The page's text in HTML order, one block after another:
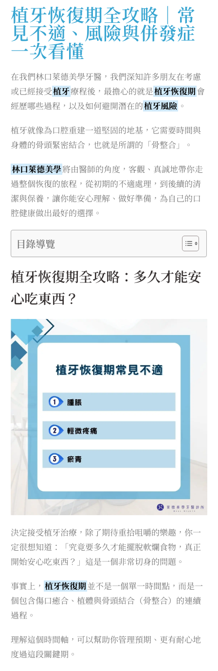
植牙恢復期全攻略｜常
見不適、風險與併發症
一次看懂
在我們林口萊德美學牙醫，我們深知許多朋友在考慮
或已經接受植牙療程後，最擔心的就是植牙恢復期會
經歷哪些過程，以及如何避開潛在的植牙風險 。
植牙就像為口腔重建一道堅固的地基，它需要時間與
身體的骨頭緊密結合，也就是所謂的「骨整合」。
林口萊德美學將由醫師的角度，客觀、真誠地帶你走
過整個恢復的旅程，從初期的不適處理，到後續的清
潔與保養，讓你能安心理解、做好準備，為自己的口
腔健康做出最好的選擇。
目錄導覽
植牙恢復期全攻略：多久才能安
心吃東西？
決定接受植牙治療，除了期待重拾咀嚼的樂趣，你一
定很想知道：「究竟要多久才能擺脫軟爛食物，真正
開始安心吃東西？」這是一個非常切身的問題。
事實上， 植牙恢復期並不是一個單一時間點，而是一
個包含傷口癒合、植體與骨頭結合（骨整合）的連續
過程。
理解這個時間軸，可以幫助你管理預期、更有耐心地
度過這段關鍵期。